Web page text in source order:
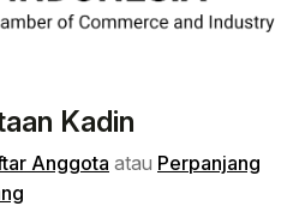
Kadin
Anggota atau Perpanjang